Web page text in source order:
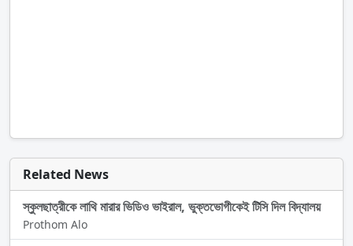
Related News
স্কুলছাত্রীকে লাথি মারার ভিডিও ভাইরাল, ভুক্তভোগীকেই টিসি দিল বিদ্যালয়
Prothom Alo